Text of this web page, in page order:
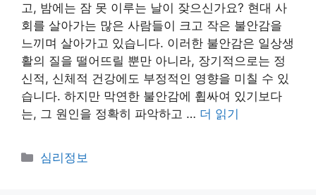
고, 밤에는 잠 못 이루는 날이 잦으신가요? 현대 사
회를 살아가는 많은 사람들이 크고 작은 불안감을
느끼며 살아가고 있습니다. 이러한 불안감은 일상생
활의 질을 떨어뜨릴 뿐만 아니라, 장기적으로는 정
신적, 신체적 건강에도 부정적인 영향을 미칠 수 있
습니다. 하지만 막연한 불안감에 휩싸여 있기보다
는, 그 원인을 정확히 파악하고 … 더 읽기
카
심리정보